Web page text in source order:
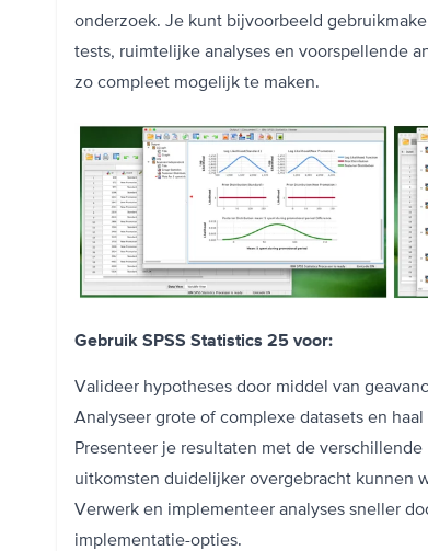
onderzoek. Je kunt bijvoorbeeld
tests, ruimtelijke analyses en voorspellende
zo compleet mogelijk te maken.
Gebruik SPSS Statistics 25 voor:
Valideer hypotheses door middel van
Analyseer grote of complexe datasets en
Presenteer je resultaten met de
uitkomsten duidelijker overgebracht kunnen
Verwerk en implementeer analyses sneller
implementatie-opties.